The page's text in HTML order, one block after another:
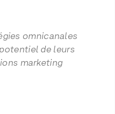
omnicanales
de leurs
marketing